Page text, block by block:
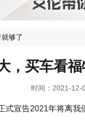
够了
，买车看
时间：2021-12-
式宣告2021年将离